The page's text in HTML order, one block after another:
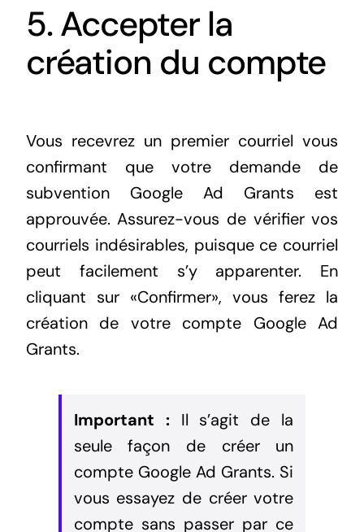
5. Accepter la
création du compte
Vous recevrez un premier courriel vous
confirmant que votre demande de
subvention Google Ad Grants est
approuvée. Assurez-vous de vérifier vos
courriels indésirables, puisque ce courriel
peut facilement s’y apparenter. En
cliquant sur «Confirmer», vous ferez la
création de votre compte Google Ad
Grants.
Important :Il s’agit de la
seule façon de créer un
compte Google Ad Grants. Si
vous essayez de créer votre
compte sans passer par ce